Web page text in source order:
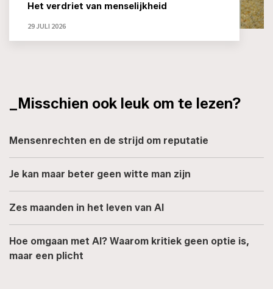
Het verdriet van menselijkheid
29 JULI 2026
_Misschien ook leuk om te lezen?
Mensenrechten en de strijd om reputatie
Je kan maar beter geen witte man zijn
Zes maanden in het leven van AI
Hoe omgaan met AI? Waarom kritiek geen optie is,
maar een plicht